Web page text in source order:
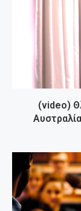
(video)